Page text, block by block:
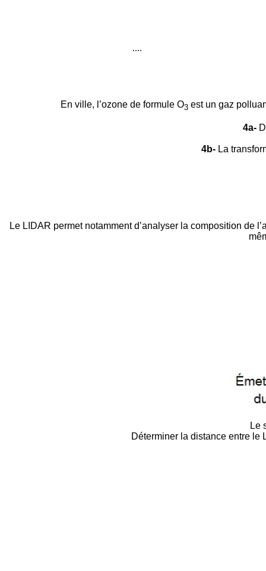
....
En ville, l’ozone de formule O3 est un gaz
4a-
4b-La
Le LIDAR permet notamment d’analyser la composition de
Le
Déterminer la distance entre le